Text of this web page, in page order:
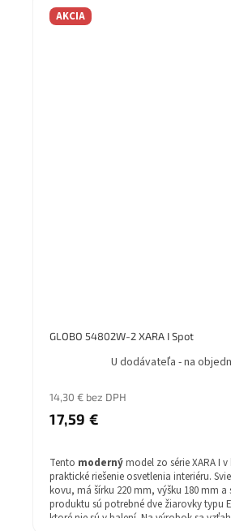
Štýl: Moderné
Materiál svietidla: kov
AKCIA
GLOBO 54802W-2 XARA I Spot
U dodávateľa - na
14,30 € bez DPH
17,59 €
Tento modernýmodel zo série XARA I
praktické riešenie osvetlenia interiéru.
kovu, má šírku 220 mm, výšku 180 mm a
produktu sú potrebné dve žiarovky typu
ktoré nie sú v balení. Na výrobok sa